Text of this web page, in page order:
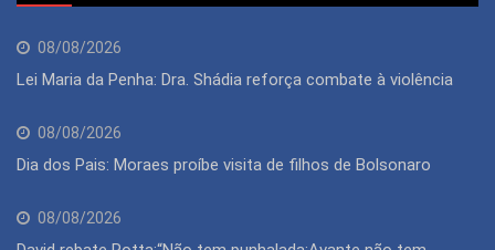
08/08/2026
Lei Maria da Penha: Dra. Shádia reforça combate à violência
08/08/2026
Dia dos Pais: Moraes proíbe visita de filhos de Bolsonaro
08/08/2026